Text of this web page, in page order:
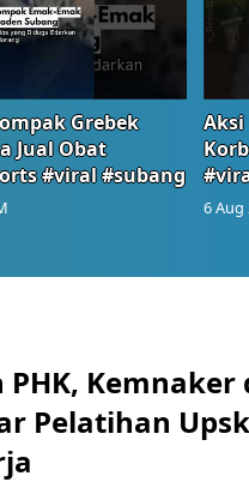
Grebek
Jual Obat
#viral #subang
Aksi
6 Aug
Kemnaker
Pelatihan